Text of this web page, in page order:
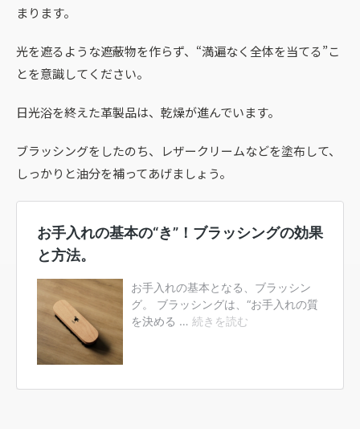
まります。
光を遮るような遮蔽物を作らず、“満遍なく全体を当てる”こ
とを意識してください。
日光浴を終えた革製品は、乾燥が進んでいます。
ブラッシングをしたのち、レザークリームなどを塗布して、
しっかりと油分を補ってあげましょう。